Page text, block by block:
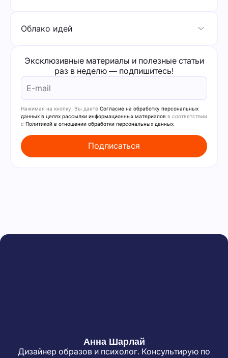
Облако идей
Эксклюзивные материалы и полезные статьи
раз в неделю — подпишитесь!
Нажимая на кнопку, Вы даете Согласие на обработку персональных
данных в целях рассылки информационных материалов в соответствии
с Политикой в отношении обработки персональных данных
Анна Шарлай
Дизайнер образов и психолог. Консультирую по